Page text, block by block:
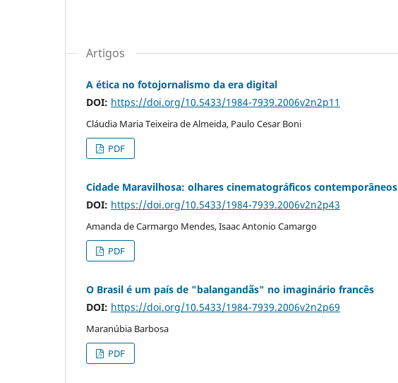
Artigos
A ética no fotojornalismo da era digital
DOI: https://doi.org/10.5433/1984-7939.2006v2n2p11
Cláudia Maria Teixeira de Almeida, Paulo Cesar Boni
PDF
Cidade Maravilhosa: olhares cinematográficos contemporâneos
DOI: https://doi.org/10.5433/1984-7939.2006v2n2p43
Amanda de Carmargo Mendes, Isaac Antonio Camargo
PDF
O Brasil é um país de "balangandãs" no imaginário francês
DOI: https://doi.org/10.5433/1984-7939.2006v2n2p69
Maranúbia Barbosa
PDF